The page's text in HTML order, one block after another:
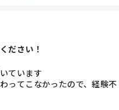
ださい！
ています
ってこなかったので、経験不